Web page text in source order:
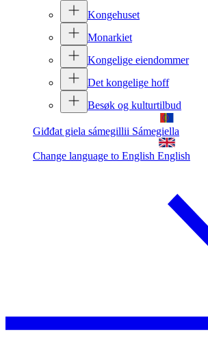
Kongehuset
Monarkiet
Kongelige eiendommer
Det kongelige hoff
Besøk og kulturtilbud
Giđđat giela sámegillii Sámegiella
Change language to English English